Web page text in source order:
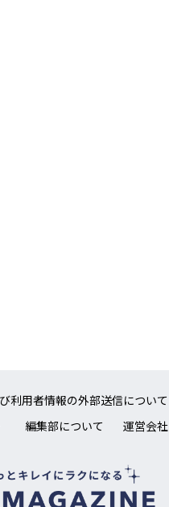
利用者情報の外部送信について
編集部について 運営会社